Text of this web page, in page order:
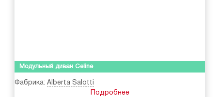
Модульный диван Celine
Фабрика: Alberta Salotti
Подробнее